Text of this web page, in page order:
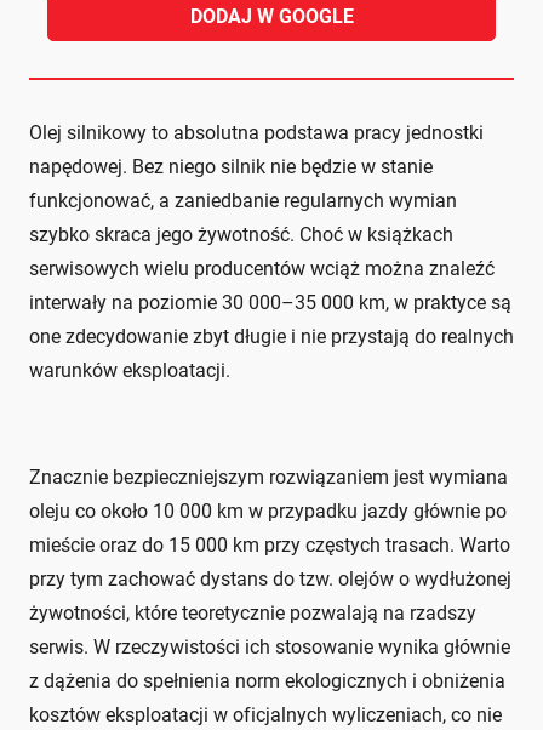
DODAJ W GOOGLE
Olej silnikowy to absolutna podstawa pracy jednostki
napędowej. Bez niego silnik nie będzie w stanie
funkcjonować, a zaniedbanie regularnych wymian
szybko skraca jego żywotność. Choć w książkach
serwisowych wielu producentów wciąż można znaleźć
interwały na poziomie 30 000–35 000 km, w praktyce są
one zdecydowanie zbyt długie i nie przystają do realnych
warunków eksploatacji.
Znacznie bezpieczniejszym rozwiązaniem jest wymiana
oleju co około 10 000 km w przypadku jazdy głównie po
mieście oraz do 15 000 km przy częstych trasach. Warto
przy tym zachować dystans do tzw. olejów o wydłużonej
żywotności, które teoretycznie pozwalają na rzadszy
serwis. W rzeczywistości ich stosowanie wynika głównie
z dążenia do spełnienia norm ekologicznych i obniżenia
kosztów eksploatacji w oficjalnych wyliczeniach, co nie